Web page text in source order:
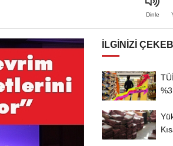
Dinle
İLGINIZI